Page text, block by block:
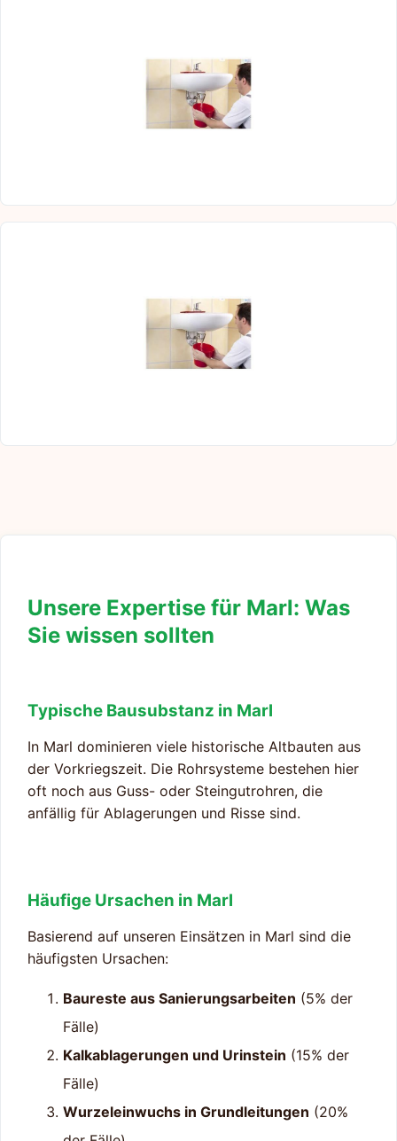
Unsere Expertise für Marl: Was
Sie wissen sollten
Typische Bausubstanz in Marl
In Marl dominieren viele historische Altbauten aus
der Vorkriegszeit. Die Rohrsysteme bestehen hier
oft noch aus Guss- oder Steingutrohren, die
anfällig für Ablagerungen und Risse sind.
Häufige Ursachen in Marl
Basierend auf unseren Einsätzen in Marl sind die
häufigsten Ursachen:
Baureste aus Sanierungsarbeiten (5% der
Fälle)
Kalkablagerungen und Urinstein (15% der
Fälle)
Wurzeleinwuchs in Grundleitungen (20%